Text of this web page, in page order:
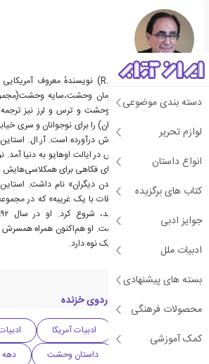
دسته بندی موضوعی
لوازم تحریر
انواع داستان
کتاب های برگزیده
جوایز ادبی
ادبیات ملل
بسته های پیشنهادی
محصولات فرهنگی
کمک آموزشی
آر. ال. استاین (R.L.Stine) نویسندهٔ معروف
وحشت (اتاق کابوس)، زمان وحشت،سایه
ایران تحت عنوان دایره وحشت و ترس و لرز نیز
هراس(ترجمه نشده در ایران) را برای نوجوانان و سری
برای بزرگسالان نیز به نگارش درآورده است. آر.ال.
سال ۱۹۴۳ در شهر کلمبوس در ایالت اوهایو به دنیا
نوشتن لطیفه و داستان‌های فکاهی برای همکلاسی‌هایش
و رسم مسخرگی و خنداندن دیگران» نام داشت. استاین
۱۹۸۶، با کتاب «وعده ملاقات با یک غریبه» که در
دسته بندی های کتاب اردوی خزنده
داستان معمایی ادبیات آمریکا
داستان وحشت دهه 2000 میلادی